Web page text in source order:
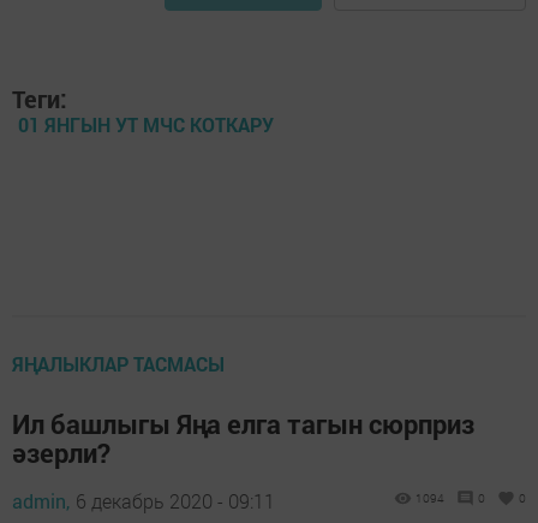
Теги:
01 ЯНГЫН УТ МЧС КОТКАРУ
ЯҢАЛЫКЛАР ТАСМАСЫ
Ил башлыгы Яңа елга тагын сюрприз
әзерли?
admin, 6 декабрь 2020 - 09:11 1094 0 0